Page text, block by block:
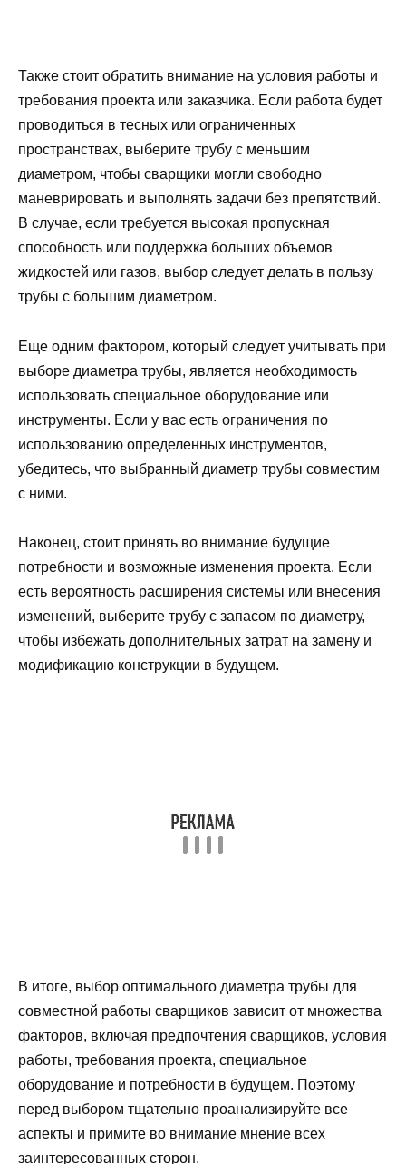
Также стоит обратить внимание на условия работы и
требования проекта или заказчика. Если работа будет
проводиться в тесных или ограниченных
пространствах, выберите трубу с меньшим
диаметром, чтобы сварщики могли свободно
маневрировать и выполнять задачи без препятствий.
В случае, если требуется высокая пропускная
способность или поддержка больших объемов
жидкостей или газов, выбор следует делать в пользу
трубы с большим диаметром.
Еще одним фактором, который следует учитывать при
выборе диаметра трубы, является необходимость
использовать специальное оборудование или
инструменты. Если у вас есть ограничения по
использованию определенных инструментов,
убедитесь, что выбранный диаметр трубы совместим
с ними.
Наконец, стоит принять во внимание будущие
потребности и возможные изменения проекта. Если
есть вероятность расширения системы или внесения
изменений, выберите трубу с запасом по диаметру,
чтобы избежать дополнительных затрат на замену и
модификацию конструкции в будущем.
В итоге, выбор оптимального диаметра трубы для
совместной работы сварщиков зависит от множества
факторов, включая предпочтения сварщиков, условия
работы, требования проекта, специальное
оборудование и потребности в будущем. Поэтому
перед выбором тщательно проанализируйте все
аспекты и примите во внимание мнение всех
заинтересованных сторон.